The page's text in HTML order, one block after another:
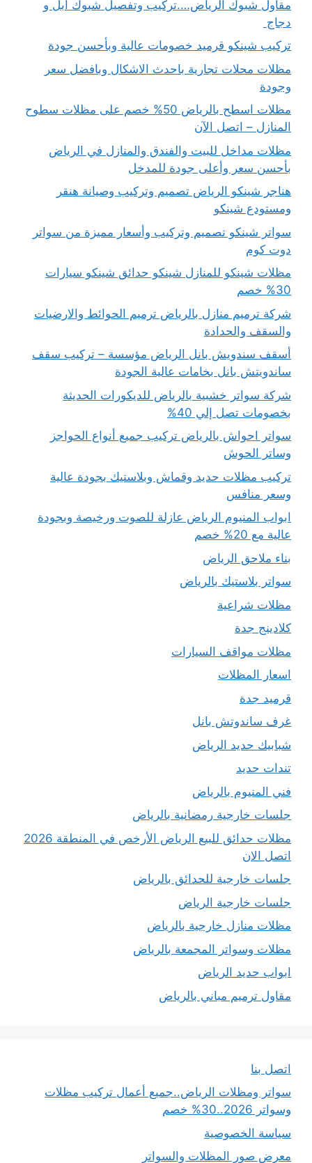
مقاول شبوك الرياض….تركيب وتفصيل شبوك ابل و
دجاج
تركيب شينكو قرميد خصومات عالية وبأحسن جودة
مظلات محلات تجارية باحدث الاشكال وبافضل سعر
وجودة
مظلات اسطح بالرياض 50% خصم على مظلات سطوح
المنازل – اتصل الآن
مظلات مداخل للبيت والفندق والمنازل في الرياض
بأحسن سعر وأعلى جودة للمدخل
هناجر شينكو الرياض تصميم وتركيب وصيانة هنقر
ومستودع شينكو
سواتر شينكو تصميم وتركيب وأسعار مميزة من سواتر
دوت كوم
مظلات شينكو للمنازل شينكو حدائق شينكو سيارات
30% خصم
شركة ترميم منازل بالرياض ترميم الحوائط والارضيات
والسقف والحدادة
أسقف سندويش بانل الرياض مؤسسة – تركيب سقف
ساندويتش بانل بخامات عالية الجودة
شركة سواتر خشبية بالرياض للديكورات الحديثة
بخصومات تصل إلي 40%
سواتر احواش بالرياض تركيب جميع أنواع الحواجز
وساتر الحوش
تركيب مظلات حديد وقماش وبلاستيك بجودة عالية
وسعر منافس
ابواب المنيوم الرياض عازلة للصوت ورخيصة وبجودة
عالية مع 20% خصم
بناء ملاحق الرياض
سواتر بلاستيك بالرياض
مظلات شراعية
كلادينج جدة
مظلات مواقف السيارات
اسعار المظلات
قرميد جدة
غرف ساندوتش بانل
شبابيك حديد الرياض
تندات حديد
فني المنيوم بالرياض
جلسات خارجية رمضانية بالرياض
مظلات حدائق للبيع الرياض الأرخص في المنطقة 2026
اتصل الان
جلسات خارجية للحدائق بالرياض
جلسات خارجية الرياض
مظلات منازل خارجية بالرياض
مظلات وسواتر المجمعة بالرياض
ابواب حديد الرياض
مقاول ترميم مباني بالرياض
اتصل بنا
سواتر ومظلات الرياض..جميع أعمال تركيب مظلات
وسواتر 2026..30% خصم
سياسة الخصوصية
معرض صور المظلات والسواتر